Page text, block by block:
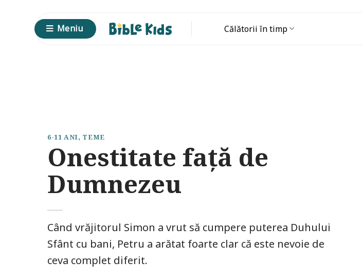
Meniu Călătorii în timp
6-11 ANI, TEME
Onestitate față de
Dumnezeu
Când vrăjitorul Simon a vrut să cumpere puterea Duhului
Sfânt cu bani, Petru a arătat foarte clar că este nevoie de
ceva complet diferit.